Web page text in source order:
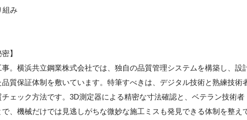
組み
】
。横浜共立鋼業株式会社では、独自の品質管理システムを構築し、設
質保証体制を敷いています。特筆すべきは、デジタル技術と熟練技術
ェック方法です。3D測定器による精密な寸法確認と、ベテラン技術者
、機械だけでは見逃しがちな微妙な施工ミスも発見できる体制を整え